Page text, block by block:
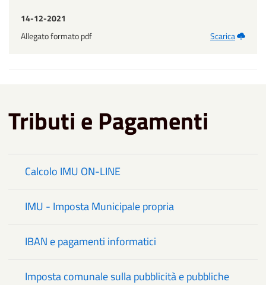
14-12-2021
Allegato formato pdf
Scarica
Tributi e Pagamenti
Calcolo IMU ON-LINE
IMU - Imposta Municipale propria
IBAN e pagamenti informatici
Imposta comunale sulla pubblicità e pubbliche